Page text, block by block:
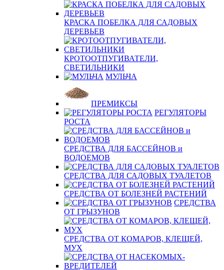
КРАСКА ПОБЕЛКА ДЛЯ САДОВЫХ
ДЕРЕВЬЕВ
КРОТООТПУГИВАТЕЛИ,
СВЕТИЛЬНИКИ
МУЛЬЧА
ПРЕМИКСЫ
РЕГУЛЯТОРЫ
РОСТА
СРЕДСТВА ДЛЯ БАССЕЙНОВ и
ВОДОЕМОВ
СРЕДСТВА ДЛЯ САДОВЫХ ТУАЛЕТОВ
СРЕДСТВА ОТ БОЛЕЗНЕЙ РАСТЕНИЙ
СРЕДСТВА
ОТ ГРЫЗУНОВ
СРЕДСТВА ОТ КОМАРОВ, КЛЕЩЕЙ,
МУХ